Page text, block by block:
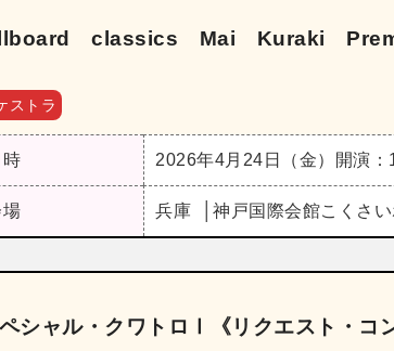
classics Mai Kuraki
ストラ
時 2026年4月24日（金） 開演：
兵庫 神戸国際会館こくさ
シャル・クワトロⅠ《リクエスト・コ